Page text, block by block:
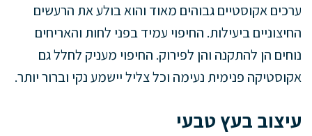
ערכים אקוסטיים גבוהים מאוד והוא בולע את הרעשים
החיצוניים ביעילות. החיפוי עמיד בפני לחות והאריחים
נוחים הן להתקנה והן לפירוק. החיפוי מעניק לחלל גם
אקוסטיקה פנימית נעימה וכל צליל יישמע נקי וברור יותר.
עיצוב בעץ טבעי